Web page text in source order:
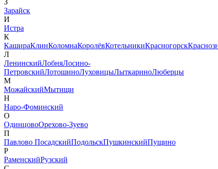
Зарайск
И
Истра
К
КашираКлинКоломнаКоролёвКотельникиКрасногорск
Л
ЛенинскийЛобняЛосино-
ПетровскийЛотошиноЛуховицыЛыткариноЛюберцы
М
МожайскийМытищи
Н
Наро-Фоминский
О
ОдинцовоОрехово-Зуево
П
Павлово ПосадскийПодольскПушкинскийПущино
Р
РаменскийРузский